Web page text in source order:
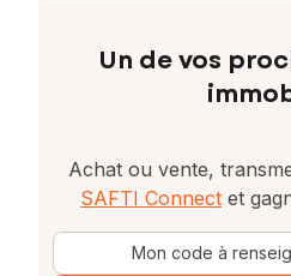
Un de vos
Achat ou vente,
SAFTI Connect et
Mon code à